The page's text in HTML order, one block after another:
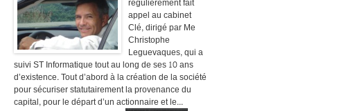
appel au cabinet
Clé, dirigé par Me
Christophe
Leguevaques, qui a
suivi ST Informatique tout au long de ses 10 ans
d’existence. Tout d’abord à la création de la société
pour sécuriser statutairement la provenance du
capital, pour le départ d’un actionnaire et le...